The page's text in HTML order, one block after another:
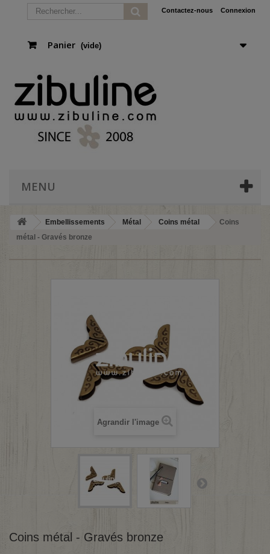
Connexion
Contactez-nous
Panier (vide)
MENU
Embellissements Métal Coins métal
Coins
métal - Gravés bronze
Agrandir l'image
Coins métal - Gravés bronze